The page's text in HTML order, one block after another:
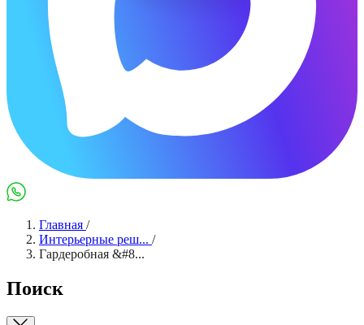
MaxWhatsApp
Главная /
Интерьерные реш... /
Гардеробная &#8...
Поиск